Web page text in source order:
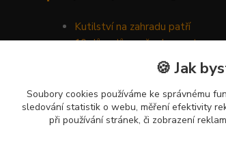
Kutilství na zahradu patří
10 důvodů, proč relaxovat
chozením do přírody
Jak správně pěstovat tulipány
Náhodně generovaný článek
🍪 Jak
Soubory cookies používáme ke správnému
sledování statistik o webu, měření efektivity
při používání stránek, či zobrazení